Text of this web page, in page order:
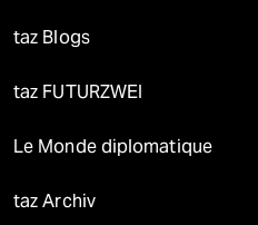
taz Blogs
taz FUTURZWEI
Le Monde diplomatique
taz Archiv